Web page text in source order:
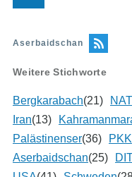
Aserbaidschan
Weitere Stichworte
Bergkarabach(21)
Iran(13)
Palästinenser(36) PKK
Aserbaidschan(25)